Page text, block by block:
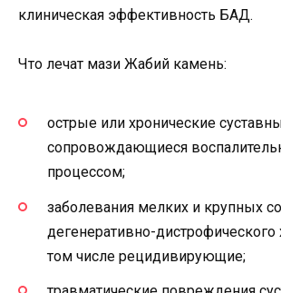
клиническая эффективность БАД.
Что лечат мази Жабий камень:
острые или хронические
сопровождающиеся
процессом;
заболевания мелких и крупных
дегенеративно-дистрофического
том числе рецидивирующие;